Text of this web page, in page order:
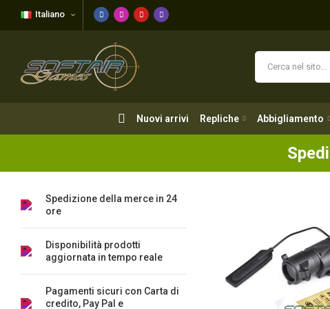
Italiano
Nuovi arrivi Repliche Abbigliamento
Nuovi arrivi
Spedizione della merce in 24
ore
Disponibilità prodotti
aggiornata in tempo reale
Pagamenti sicuri con Carta di
credito, Pay Pal e